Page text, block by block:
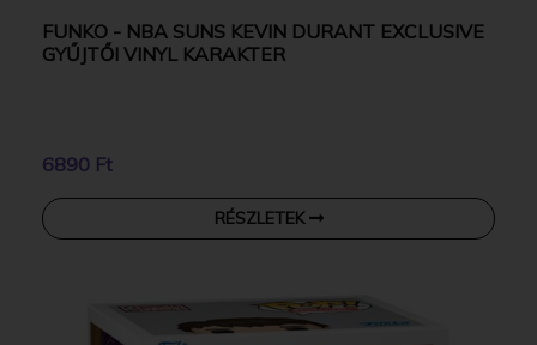
FUNKO - NBA SUNS KEVIN DURANT EXCLUSIVE
GYŰJTŐI VINYL KARAKTER
6890 Ft
RÉSZLETEK